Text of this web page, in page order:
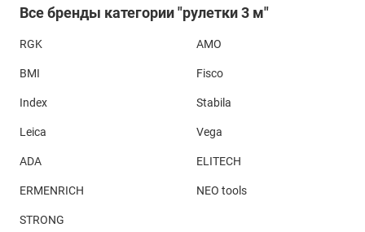
Все бренды категории "рулетки 3 м"
RGK AMO
BMI Fisco
Index Stabila
Leica Vega
ADA ELITECH
ERMENRICH NEO tools
STRONG